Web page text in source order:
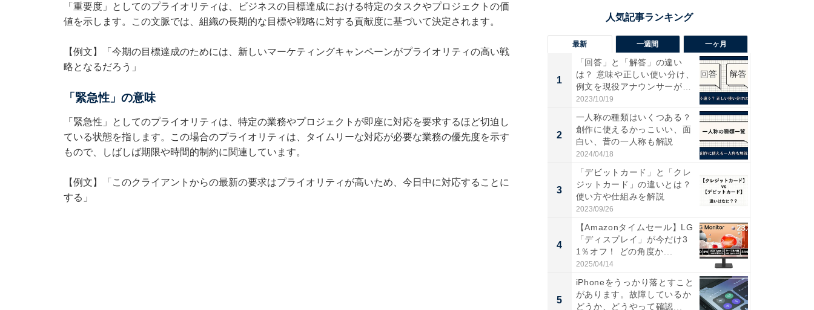
「重要度」としてのプライオリティは、ビジネスの目標達成における特定のタスクやプロジェクトの価
値を示します。この文脈では、組織の長期的な目標や戦略に対する貢献度に基づいて決定されます。
【例文】「今期の目標達成のためには、新しいマーケティングキャンペーンがプライオリティの高い戦
略となるだろう」
「緊急性」の意味
「緊急性」としてのプライオリティは、特定の業務やプロジェクトが即座に対応を要求するほど切迫し
ている状態を指します。この場合のプライオリティは、タイムリーな対応が必要な業務の優先度を示す
もので、しばしば期限や時間的制約に関連しています。
【例文】「このクライアントからの最新の要求はプライオリティが高いため、今日中に対応することに
する」
最新 一週間 一ヶ月
1
「回答」と「解答」の違い
は？ 意味や正しい使い分け、
例文を現役アナウンサーが解
説
2023/10/19
2
一人称の種類はいくつある？
創作に使えるかっこいい、面
白い、昔の一人称も解説
2024/04/18
3
「デビットカード」と「クレ
ジットカード」の違いとは？
使い方や仕組みを解説
2023/09/26
4
【Amazonタイムセール】LG
「ディスプレイ」が今だけ3
1％オフ！ どの角度か...
2025/04/14
5
iPhoneをうっかり落とすこと
があります。故障しているか
どうか、どうやって確認...